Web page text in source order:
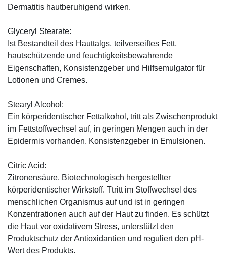
Dermatitis hautberuhigend wirken.
Glyceryl Stearate:
Ist Bestandteil des Hauttalgs, teilverseiftes Fett,
hautschützende und feuchtigkeitsbewahrende
Eigenschaften, Konsistenzgeber und Hilfsemulgator für
Lotionen und Cremes.
Stearyl Alcohol:
Ein körperidentischer Fettalkohol, tritt als Zwischenprodukt
im Fettstoffwechsel auf, in geringen Mengen auch in der
Epidermis vorhanden. Konsistenzgeber in Emulsionen.
Citric Acid:
Zitronensäure. Biotechnologisch hergestellter
körperidentischer Wirkstoff. Ttritt im Stoffwechsel des
menschlichen Organismus auf und ist in geringen
Konzentrationen auch auf der Haut zu finden. Es schützt
die Haut vor oxidativem Stress, unterstützt den
Produktschutz der Antioxidantien und reguliert den pH-
Wert des Produkts.